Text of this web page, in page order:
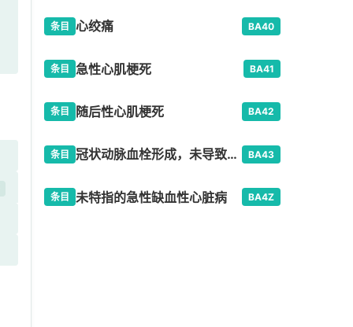
条目 心绞痛 BA40
条目 急性心肌梗死 BA41
条目 随后性心肌梗死 BA42
条目 冠状动脉血栓形成，未导致心肌梗死 BA43
条目 未特指的急性缺血性心脏病 BA4Z